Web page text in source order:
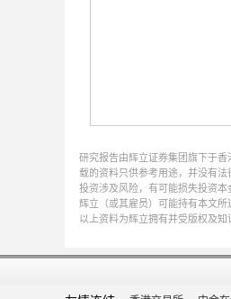
研究报告由辉立证券集团旗下于
载的资料只供参考用途，并没有法
投资涉及风险，有可能损失投资
辉立（或其雇员）可能持有本文
以上资料为辉立拥有并受版权及